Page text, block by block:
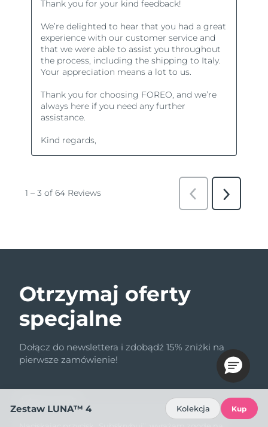
Otrzymaj oferty
specjalne
Dołącz do newslettera i zdobądź 15% zniżki na
pierwsze zamówienie!
Zestaw LUNA™ 4 Kolekcja Kup